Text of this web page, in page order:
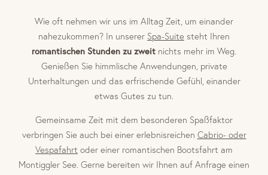
Wie oft nehmen wir uns im Alltag Zeit, um einander
nahezukommen? In unserer Spa-Suite steht Ihren
romantischen Stunden zu zweit nichts mehr im Weg.
Genießen Sie himmlische Anwendungen, private
Unterhaltungen und das erfrischende Gefühl, einander
etwas Gutes zu tun.
Gemeinsame Zeit mit dem besonderen Spaßfaktor
verbringen Sie auch bei einer erlebnisreichen Cabrio- oder
Vespafahrt oder einer romantischen Bootsfahrt am
Montiggler See. Gerne bereiten wir Ihnen auf Anfrage einen